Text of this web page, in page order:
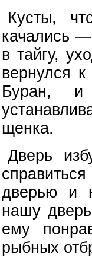
Кусты,
качались
в тайгу,
вернулся
Буран, и
щенка.
Дверь
дверью и
нашу
ему
рыбных